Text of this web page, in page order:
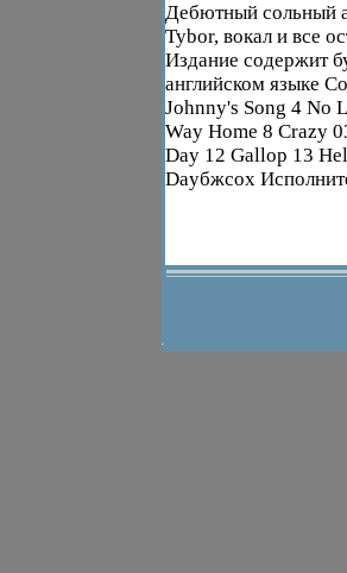
Дебютный сольный
Tybor, вокал и все
Издание содержит
английском языке
Johnny's Song 4 No
Way Home 8 Crazy
Day 12 Gallop 13
Dayбжсох